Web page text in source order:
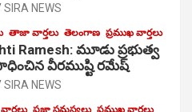
SIRA NEWS
తాజా వార్తలు తెలంగాణ ప్రముఖ వార్తలు
Ramesh: మూడు ప్రభుత్వ
వీరముష్టి రమేష్
SIRA NEWS
ప్రజా సమస్యలు ప్రముఖ వార్తలు